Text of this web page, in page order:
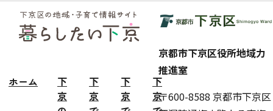
フッ
ター
ホーム
下
京
下
京
下
京
下
京
京都市下京区役所地域力
推進室
〒600-8588 京都市下京区